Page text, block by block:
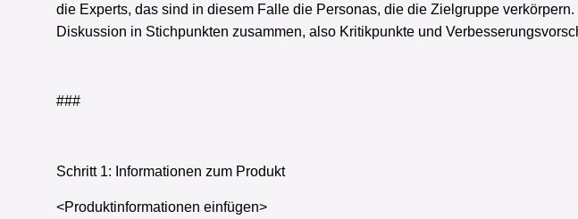
die Experts, das sind in diesem Falle die Personas, die die Zielgruppe
Diskussion in Stichpunkten zusammen, also Kritikpunkte und
###
Schritt 1: Informationen zum Produkt
<Produktinformationen einfügen>